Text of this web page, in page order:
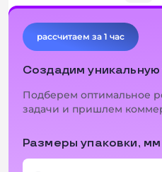
рассчитаем за 1 час
Создадим уникальную
Подберем оптимальное
задачи и пришлем
Размеры упаковки, мм